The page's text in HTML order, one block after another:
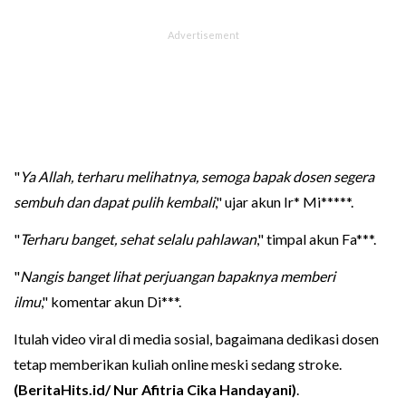
"Ya Allah, terharu melihatnya, semoga bapak dosen segera
sembuh dan dapat pulih kembali," ujar akun Ir* Mi*****.
"Terharu banget, sehat selalu pahlawan," timpal akun Fa***.
"Nangis banget lihat perjuangan bapaknya memberi
ilmu," komentar akun Di***.
Itulah video viral di media sosial, bagaimana dedikasi dosen
tetap memberikan kuliah online meski sedang stroke.
(BeritaHits.id/ Nur Afitria Cika Handayani).